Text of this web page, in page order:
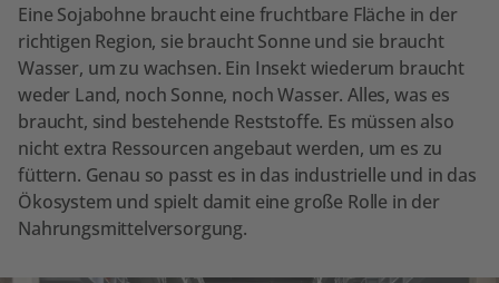
Eine Sojabohne braucht eine fruchtbare Fläche in der
richtigen Region, sie braucht Sonne und sie braucht
Wasser, um zu wachsen. Ein Insekt wiederum braucht
weder Land, noch Sonne, noch Wasser. Alles, was es
braucht, sind bestehende Reststoffe. Es müssen also
nicht extra Ressourcen angebaut werden, um es zu
füttern. Genau so passt es in das industrielle und in das
Ökosystem und spielt damit eine große Rolle in der
Nahrungsmittelversorgung.